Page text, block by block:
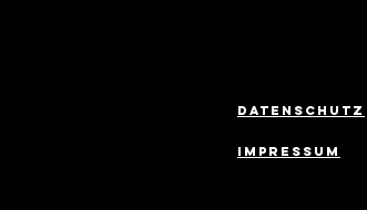
datenschutz
impressum